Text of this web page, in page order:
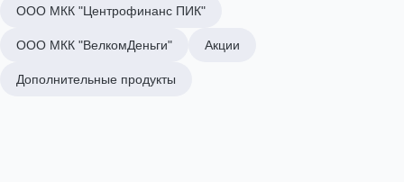
ООО МКК "Центрофинанс ПИК"
ООО МКК "ВелкомДеньги" Акции
Дополнительные продукты
сайта,
согласие
обработку